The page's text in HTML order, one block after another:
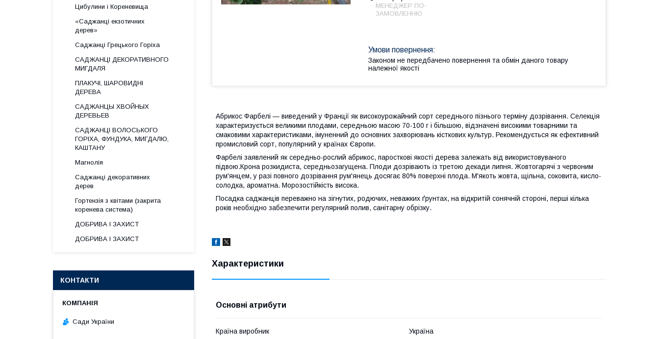
МЕНЕДЖЕР ПО-
ЗАМОВЛЕННЮ
Законом не передбачено повернення та обмін даного товару
належної якості
Абрикос Фарбелі — виведений у Франції як високоурожайний сорт середнього пізнього терміну дозрівання. Селекція
характеризується великими плодами, середньою масою 70-100 г і більшою, відзначені високими товарними та
смаковими характеристиками, імуненний до основних захворювань кісткових культур. Рекомендується як ефективний
промисловий сорт, популярний у країнах Європи.
Фарбелі заявлений як середньо-рослий абрикос, паросткові якості дерева залежать від використовуваного
підвою.Крона розкидиста, середньозагущена. Плоди дозрівають із третою декади липня. Жовтогарячі з червоним
рум'янцем, у разі повного дозрівання рум'янець досягає 80% поверхні плода. М'якоть жовта, щільна, соковита, кисло-
солодка, ароматна. Морозостійкість висока.
Посадка саджанців переважно на зігнутих, родючих, неважких ґрунтах, на відкритій сонячній стороні, перші кілька
років необхідно забезпечити регулярний полив, санітарну обрізку.
Характеристики
Основні атрибути
Країна виробник Україна
Цибулини і Кореневища
«Саджанці екзотичних
дерев»
Саджанці Грецького Горіха
САДЖАНЦІ ДЕКОРАТИВНОГО
МИГДАЛЯ
ПЛАКУЧІ, ШАРОВИДНІ
ДЕРЕВА
САДЖАНЦЫ ХВОЙНЫХ
ДЕРЕВЬЕВ
САДЖАНЦІ ВОЛОСЬКОГО
ГОРІХА, ФУНДУКА, МИГДАЛЮ,
КАШТАНУ
Магнолія
Саджанці декоративних
дерев
Гортензія з квітами (закрита
коренева система)
ДОБРИВА І ЗАХИСТ
ДОБРИВА І ЗАХИСТ
КОНТАКТИ
Сади України